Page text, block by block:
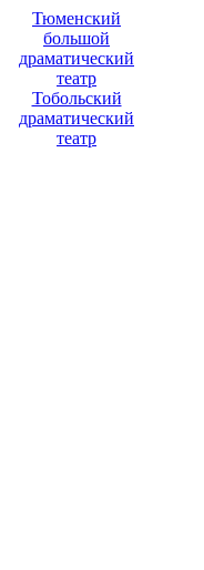
Тюменский
большой
драматический
театр
Тобольский
драматический
театр